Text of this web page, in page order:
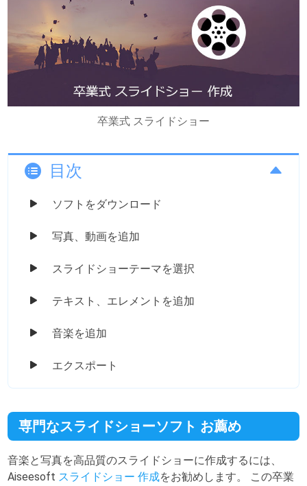
卒業式 スライドショー
目次
ソフトをダウンロード
写真、動画を追加
スライドショーテーマを選択
テキスト、エレメントを追加
音楽を追加
エクスポート
専門なスライドショーソフト お薦め
音楽と写真を高品質のスライドショーに作成するには、
Aiseesoft スライドショー 作成をお勧めします。 この卒業